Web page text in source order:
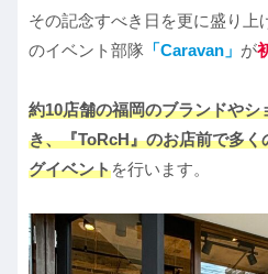
その記念すべき日を更に盛り上
のイベント部隊 「Caravan」 が
約10店舗の福岡のブランドやシ
き、『ToRcH』のお店前で多
グイベントを行います。